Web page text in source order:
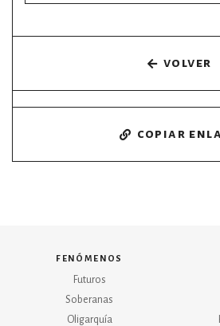
volver
copiar
fenómenos
Futuros
Soberanas
Oligarquía